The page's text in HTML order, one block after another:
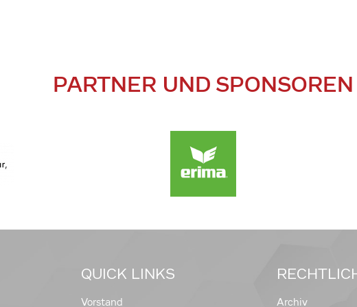
PARTNER UND SPONSOREN
QUICK LINKS
Vorstand Archiv